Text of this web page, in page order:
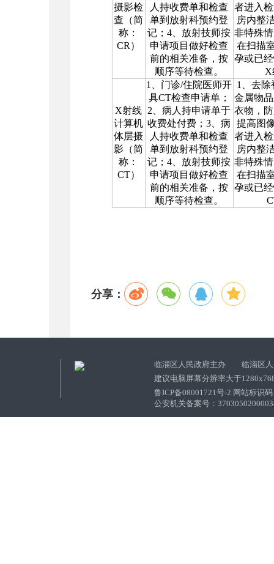
摄影检
查（简
称：
CR ）
人持收费单和检查
单到放射科预约登
记；4 、放射技师按
申请项目做好检查
前的相关准备，按
顺序等待检查。
者进入
房内整
非特殊
在扫描
孕或已
X
X射线
计算机
体层摄
影（简
称：
CT）
1 、门诊/住院医师开
具CT检查申请单；
2 、病人持申请单于
收费处付费；3 、病
人持收费单和检查
单到放射科预约登
记；4 、放射技师按
申请项目做好检查
前的相关准备，按
顺序等待检查。
1
、去
金属物
衣物，
提高图
者进入
房内整
非特殊
在扫描
孕或已
分享：
临淄区人民政府主办 临淄区人
建议电脑屏幕分辨率大于
鲁ICP备08001721号-2 网站标识
公安机关备案号：